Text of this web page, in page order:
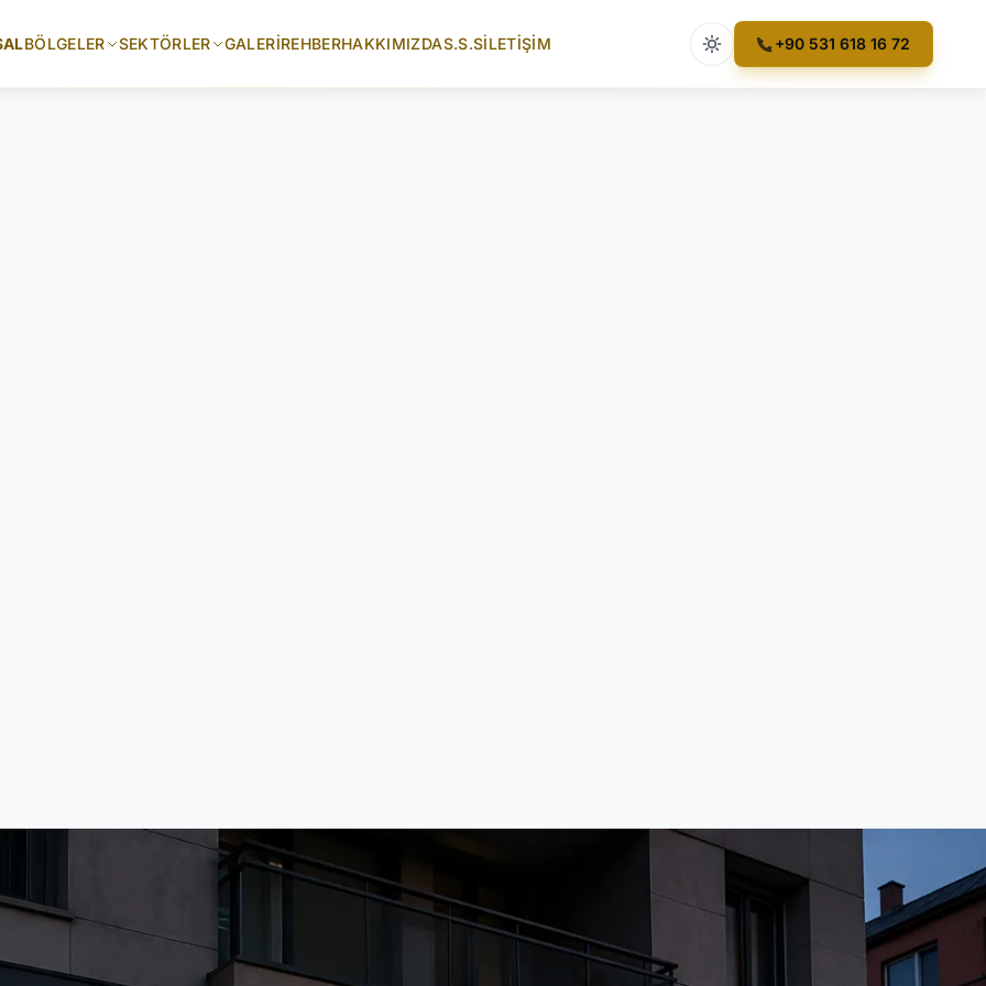
BÖLGELER SEKTÖRLER GALERIREHBERHAKKIMIZDAS.S.SİLETIŞIM Açık tema etkin
+90 531 618 16 72